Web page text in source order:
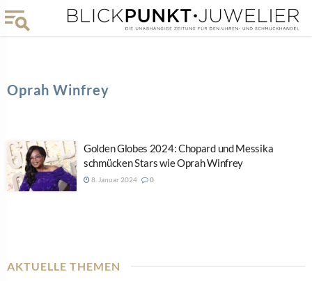
Oprah Winfrey
Golden Globes 2024: Chopard und Messika
schmücken Stars wie Oprah Winfrey
8. Januar 2024 0
AKTUELLE THEMEN